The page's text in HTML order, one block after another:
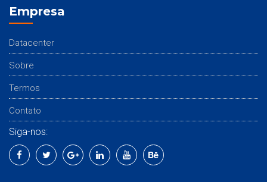
Empresa
Datacenter
Sobre
Termos
Contato
Siga-nos: